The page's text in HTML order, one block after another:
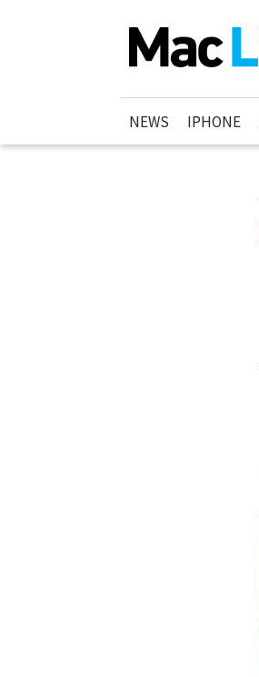
NEWS IPHONE